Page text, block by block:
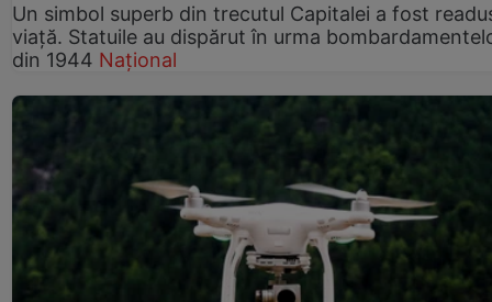
Un simbol superb din trecutul Capitalei a fost
viață. Statuile au dispărut în urma
din 1944 Național